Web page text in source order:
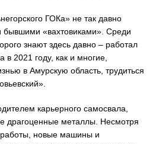
ГОКа» не так давно
бывшими «вахтовиками». Среди
знают здесь давно – работал
2021 году, как и многие,
в Амурскую область, трудиться
карьерного самосвала,
драгоценные металлы. Несмотря
новые машины и